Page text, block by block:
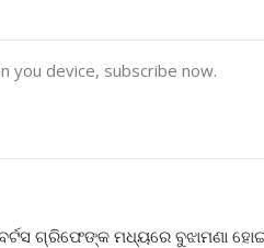
you device, subscribe now.
ଗ୍ରିଫେଙ୍କ ମଧ୍ୟରେ ବୁଝାମଣା